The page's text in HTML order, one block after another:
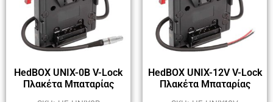
HedBOX UNIX-0B V-Lock
Πλακέτα Μπαταρίας
HedBOX UNIX-12V V-Lock
Πλακέτα Μπαταρίας